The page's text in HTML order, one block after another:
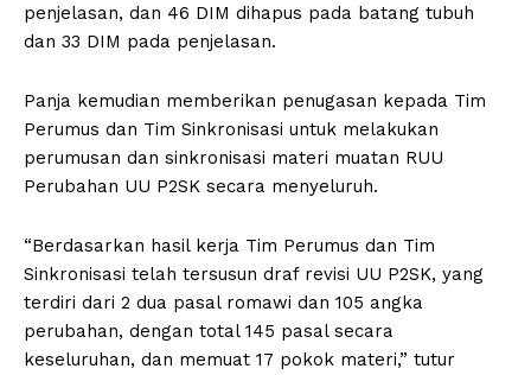
penjelasan, dan 46 DIM dihapus pada batang tubuh
dan 33 DIM pada penjelasan.
Panja kemudian memberikan penugasan kepada Tim
Perumus dan Tim Sinkronisasi untuk melakukan
perumusan dan sinkronisasi materi muatan RUU
Perubahan UU P2SK secara menyeluruh.
“Berdasarkan hasil kerja Tim Perumus dan Tim
Sinkronisasi telah tersusun draf revisi UU P2SK, yang
terdiri dari 2 dua pasal romawi dan 105 angka
perubahan, dengan total 145 pasal secara
keseluruhan, dan memuat 17 pokok materi,” tutur